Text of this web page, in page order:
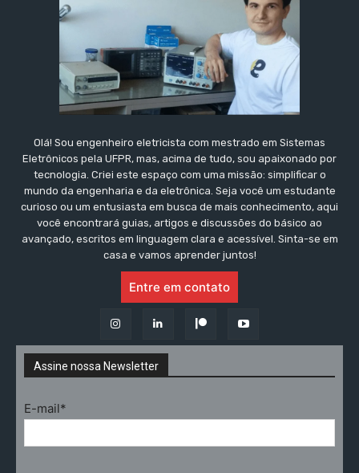
Olá! Sou engenheiro eletricista com mestrado em Sistemas
Eletrônicos pela UFPR, mas, acima de tudo, sou apaixonado por
tecnologia. Criei este espaço com uma missão: simplificar o
mundo da engenharia e da eletrônica. Seja você um estudante
curioso ou um entusiasta em busca de mais conhecimento, aqui
você encontrará guias, artigos e discussões do básico ao
avançado, escritos em linguagem clara e acessível. Sinta-se em
casa e vamos aprender juntos!
Entre em contato
Assine nossa Newsletter
E-mail*